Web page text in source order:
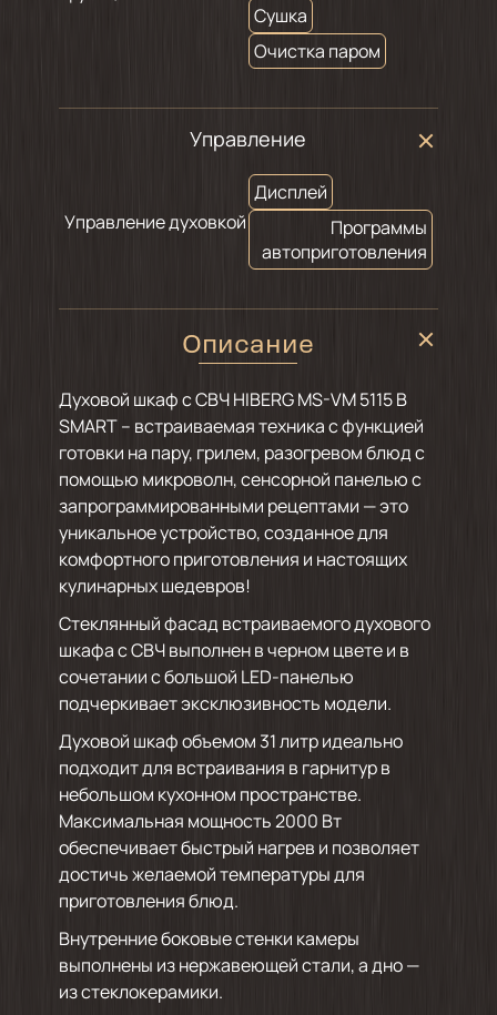
Сушка
Очистка паром
Управление
Управление духовкой
Дисплей
Программы
автоприготовления
Описание
Духовой шкаф с СВЧ HIBERG MS-VM 5115 B
SMART – встраиваемая техника с функцией
готовки на пару, грилем, разогревом блюд с
помощью микроволн, сенсорной панелью с
запрограммированными рецептами — это
уникальное устройство, созданное для
комфортного приготовления и настоящих
кулинарных шедевров!
Стеклянный фасад встраиваемого духового
шкафа с СВЧ выполнен в черном цвете и в
сочетании с большой LED-панелью
подчеркивает эксклюзивность модели.
Духовой шкаф объемом 31 литр идеально
подходит для встраивания в гарнитур в
небольшом кухонном пространстве.
Максимальная мощность 2000 Вт
обеспечивает быстрый нагрев и позволяет
достичь желаемой температуры для
приготовления блюд.
Внутренние боковые стенки камеры
выполнены из нержавеющей стали, а дно —
из стеклокерамики.